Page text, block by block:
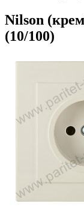
Nilson
(10/100)